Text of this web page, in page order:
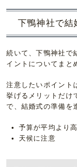
下鴨神社で結
続いて、下鴨神社で
イントについてまと
注意したいポイント
挙げるメリットだけ
で、結婚式の準備を
予算が平均より
天候に注意